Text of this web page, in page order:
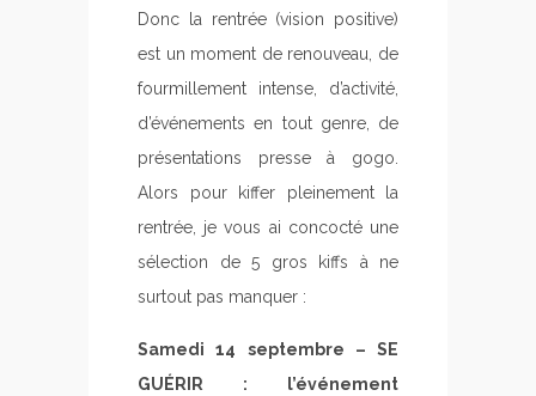
Donc la rentrée (vision positive)
est un moment de renouveau, de
fourmillement intense, d’activité,
d’événements en tout genre, de
présentations presse à gogo.
Alors pour kiffer pleinement la
rentrée, je vous ai concocté une
sélection de 5 gros kiffs à ne
surtout pas manquer :
Samedi 14 septembre – SE
GUÉRIR : l’événement